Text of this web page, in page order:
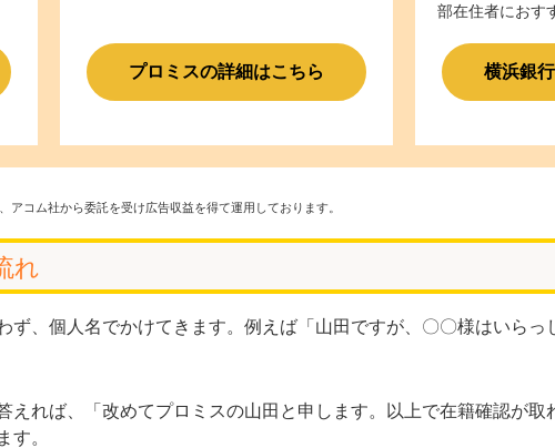
プロミスの詳細はこちら
部在住者におす
横浜銀
コム社から委託を受け広告収益を得て運用しております。
れ
ず、個人名でかけてきます。例えば「山田ですが、〇〇様はいらっ
えれば、「改めてプロミスの山田と申します。以上で在籍確認が取
す。